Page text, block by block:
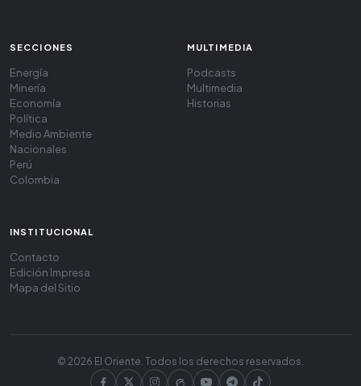
SECCIONES
Energía
Minería
Economía
Política
Medio Ambiente
Nacionales
Perú
Colombia
MULTIMEDIA
Podcasts
Multimedia
Historias
INSTITUCIONAL
Contacto
Edición Impresa
Mapa del Sitio
© 2026 El Oriente. Todos los derechos reservados.